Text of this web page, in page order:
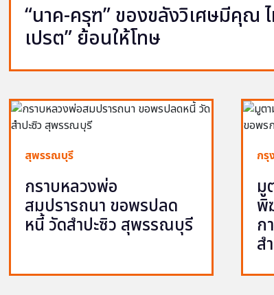
“นาค-ครุฑ” ของขลังวิเศษมีคุณ
เปรต” ย้อนให้โทษ
สุพรรณบุรี
กราบหลวงพ่อ
สมปรารถนา ขอพรปลด
หนี้ วัดสำปะซิว สุพรรณบุรี
กรุ
มู
พิ
ก
ส